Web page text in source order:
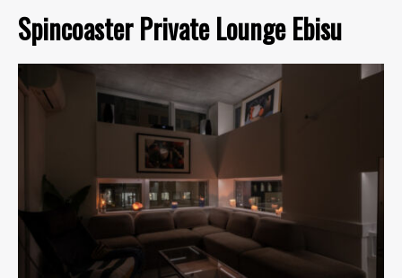
Spincoaster Private Lounge Ebisu